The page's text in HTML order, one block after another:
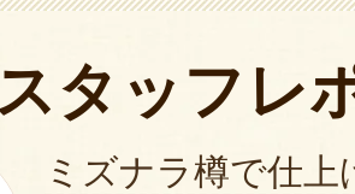
タッフレ
ミズナラ樽で仕